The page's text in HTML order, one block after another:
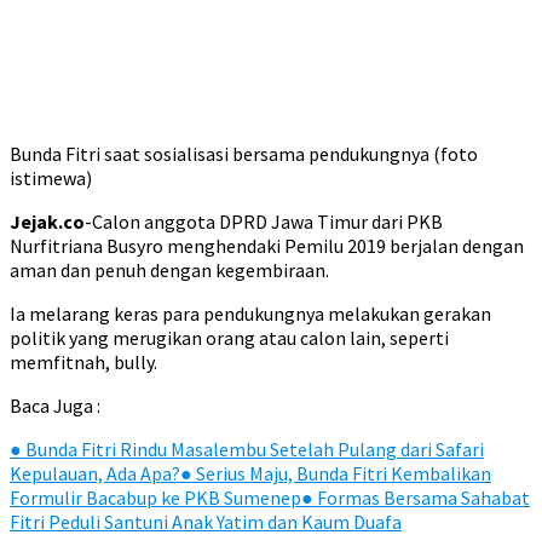
Bunda Fitri saat sosialisasi bersama pendukungnya (foto
istimewa)
Jejak.co-Calon anggota DPRD Jawa Timur dari PKB
Nurfitriana Busyro menghendaki Pemilu 2019 berjalan dengan
aman dan penuh dengan kegembiraan.
Ia melarang keras para pendukungnya melakukan gerakan
politik yang merugikan orang atau calon lain, seperti
memfitnah, bully.
Baca Juga :
● Bunda Fitri Rindu Masalembu Setelah Pulang dari Safari
Kepulauan, Ada Apa?● Serius Maju, Bunda Fitri Kembalikan
Formulir Bacabup ke PKB Sumenep● Formas Bersama Sahabat
Fitri Peduli Santuni Anak Yatim dan Kaum Duafa